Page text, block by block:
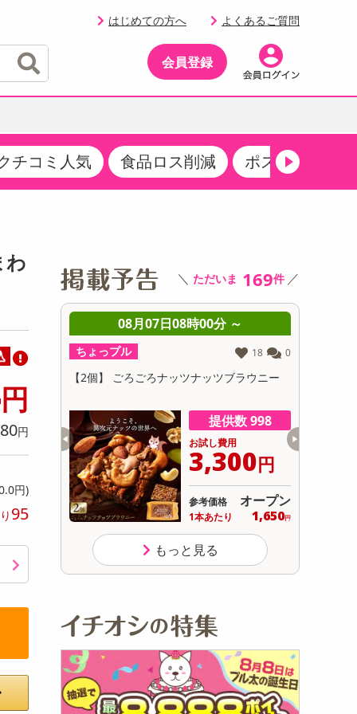
はじめての方へ よくあるご質問
会員登録
イベント
商品限定クーポン
サンプリング
抽選サンプル
初回トライアル
その他 お菓子・スイーツ
その他 飲料
スポーツ・アウトドア用品
その他 キッチン・日用品
ア
サプリメント
収納・寝具
ベビー・キッズ
レッグウェア
その他 ファッション
その他 家電
タニティ
チコミ人気 食品ロス削減 ポストにお届け
わ
円
円
円)
95
＼ ただいま 169件 ／
100
円
オープン
08月07日08時00分 ～
ちょっプル 18 0
【2個】 ごろごろナッツナッツブラウニー
提供数 998
お試し費用
3,300円
参考価格 オープン
1本あたり 1,650円
もっと見る